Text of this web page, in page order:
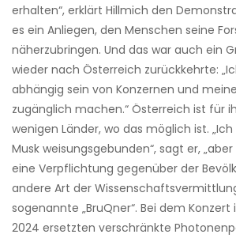
erhalten“, erklärt Hillmich den
es ein Anliegen, den Menschen seine
näherzubringen. Und das war auch ein
wieder nach Österreich zurückkehrte:
abhängig sein von Konzernen und
zugänglich machen.“ Österreich ist für
wenigen Länder, wo das möglich ist.
Musk weisungsgebunden“, sagt er,
eine Verpflichtung gegenüber der
andere Art der
sogenannte „­BruQner“. Bei dem
2024 ersetzten verschränkte